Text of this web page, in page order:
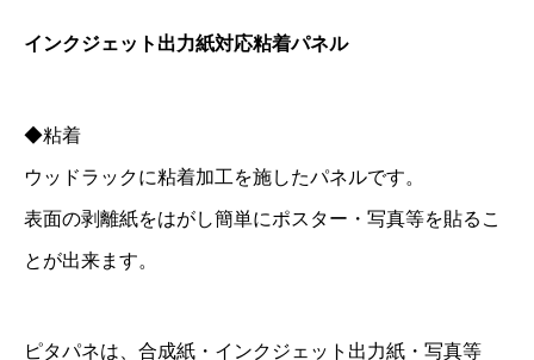
インクジェット出力紙対応粘着パネル
◆粘着
ウッドラックに粘着加工を施したパネルです。
表面の剥離紙をはがし簡単にポスター・写真等を貼るこ
とが出来ます。
ピタパネは、合成紙・インクジェット出力紙・写真等